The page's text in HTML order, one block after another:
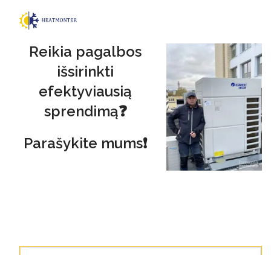
Reikia pagalbos
išsirinkti
efektyviausią
sprendimą❓
Parašykite mums❗